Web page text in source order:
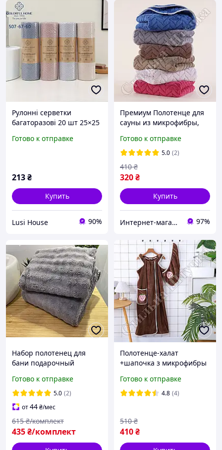
Рулонні серветки
багаторазові 20 шт 25×25
Готово к отправке
213₴
Купить
Lusi House 90%
Премиум Полотенце для
сауны из микрофибры,
Турции, розничные и
оптовые продажи
Готово к отправке
5.0 (2)
320₴
410 ₴
Купить
Интернет-магазин "Стильная Штучка" 97%
Набор полотенец для
бани подарочный
лица и тела микрофибра
размер 50*90 / 70*140 см
Готово к отправке
5.0 (2)
от44₴/мес
435₴/комплект
615 ₴/комплект
Полотенце-халат
+шапочка з микрофибры
душа,доставка по
Украине
Готово к отправке
4.8 (4)
410₴
510 ₴